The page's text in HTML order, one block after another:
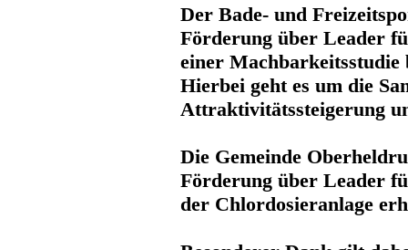
Der Bade- und
Förderung über Leader
einer Machbarkeitsstudie
Hierbei geht es um die
Attraktivitätssteigerung
Die Gemeinde
Förderung über Leader
der Chlordosieranlage